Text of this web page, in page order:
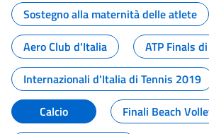
Sostegno alla maternità delle atlete
Aero Club d'Italia
ATP Finals
Internazionali d'Italia di Tennis 2019
Calcio
Finali Beach